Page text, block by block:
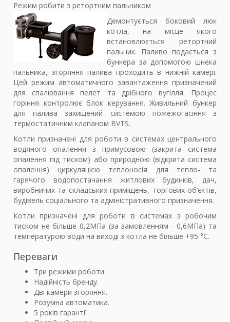
Режим робити з ретортним пальником
Демонтується боковий люк
котла, на місце якого
встановлюється ретортний
пальник. Паливо подається з
бункера за допомогою шнека
пальника, згоряння палива проходить в нижній камері.
Цей режим автоматичного завантаження призначений
для спалювання пелет та дрібного вугілля. Процес
горіння контролює блок керування. Живильний бункер
для палива захищений системою пожежогасіння з
термостатичним клапаном BVTS.
Котли призначені для роботи в системах центрального
водяного опалення з примусовою (закрита система
опалення під тиском) або природною (відкрита система
опалення) циркуляцією теплоносія для тепло- та
гарячого водопостачання житлових будинків, дач,
виробничих та складських приміщень, торгових об’єктів,
будівель соціального та адміністративного призначення.
Котли призначені для роботи в системах з робочим
тиском не більше 0,2МПа (за замовленням - 0,6МПа) та
температурою води на виході з котла не більше +95 °С.
Переваги
Три режими роботи.
Надійність бренду.
Дві камери згоряння.
Розумна автоматика.
5 років гарантії.